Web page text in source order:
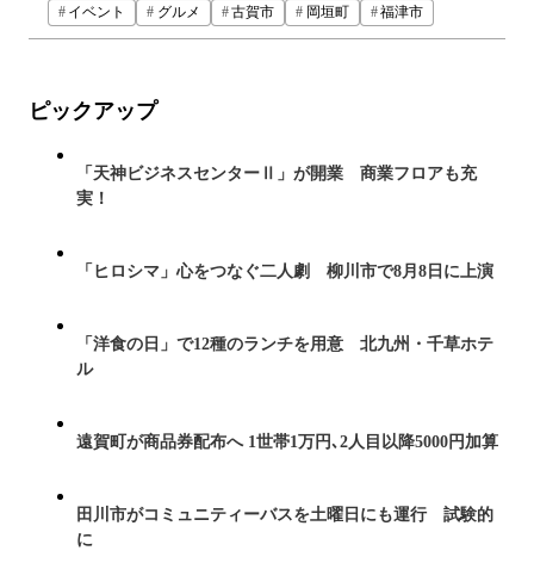
イベント グルメ 古賀市 岡垣町 福津市
ピックアップ
「天神ビジネスセンターⅡ」が開業 商業フロアも充
実！
「ヒロシマ」心をつなぐ二人劇 柳川市で8月8日に上演
「洋食の日」で12種のランチを用意 北九州・千草ホテ
ル
遠賀町が商品券配布へ 1世帯1万円､2人目以降5000円加算
田川市がコミュニティーバスを土曜日にも運行 試験的
に